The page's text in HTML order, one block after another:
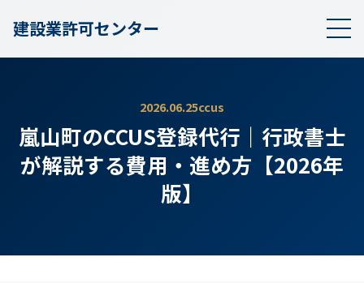
建設業許可センター
2026.06.25ccus
嵐山町のCCUS登録代行｜行政書士
が解説する費用・進め方【2026年
版】